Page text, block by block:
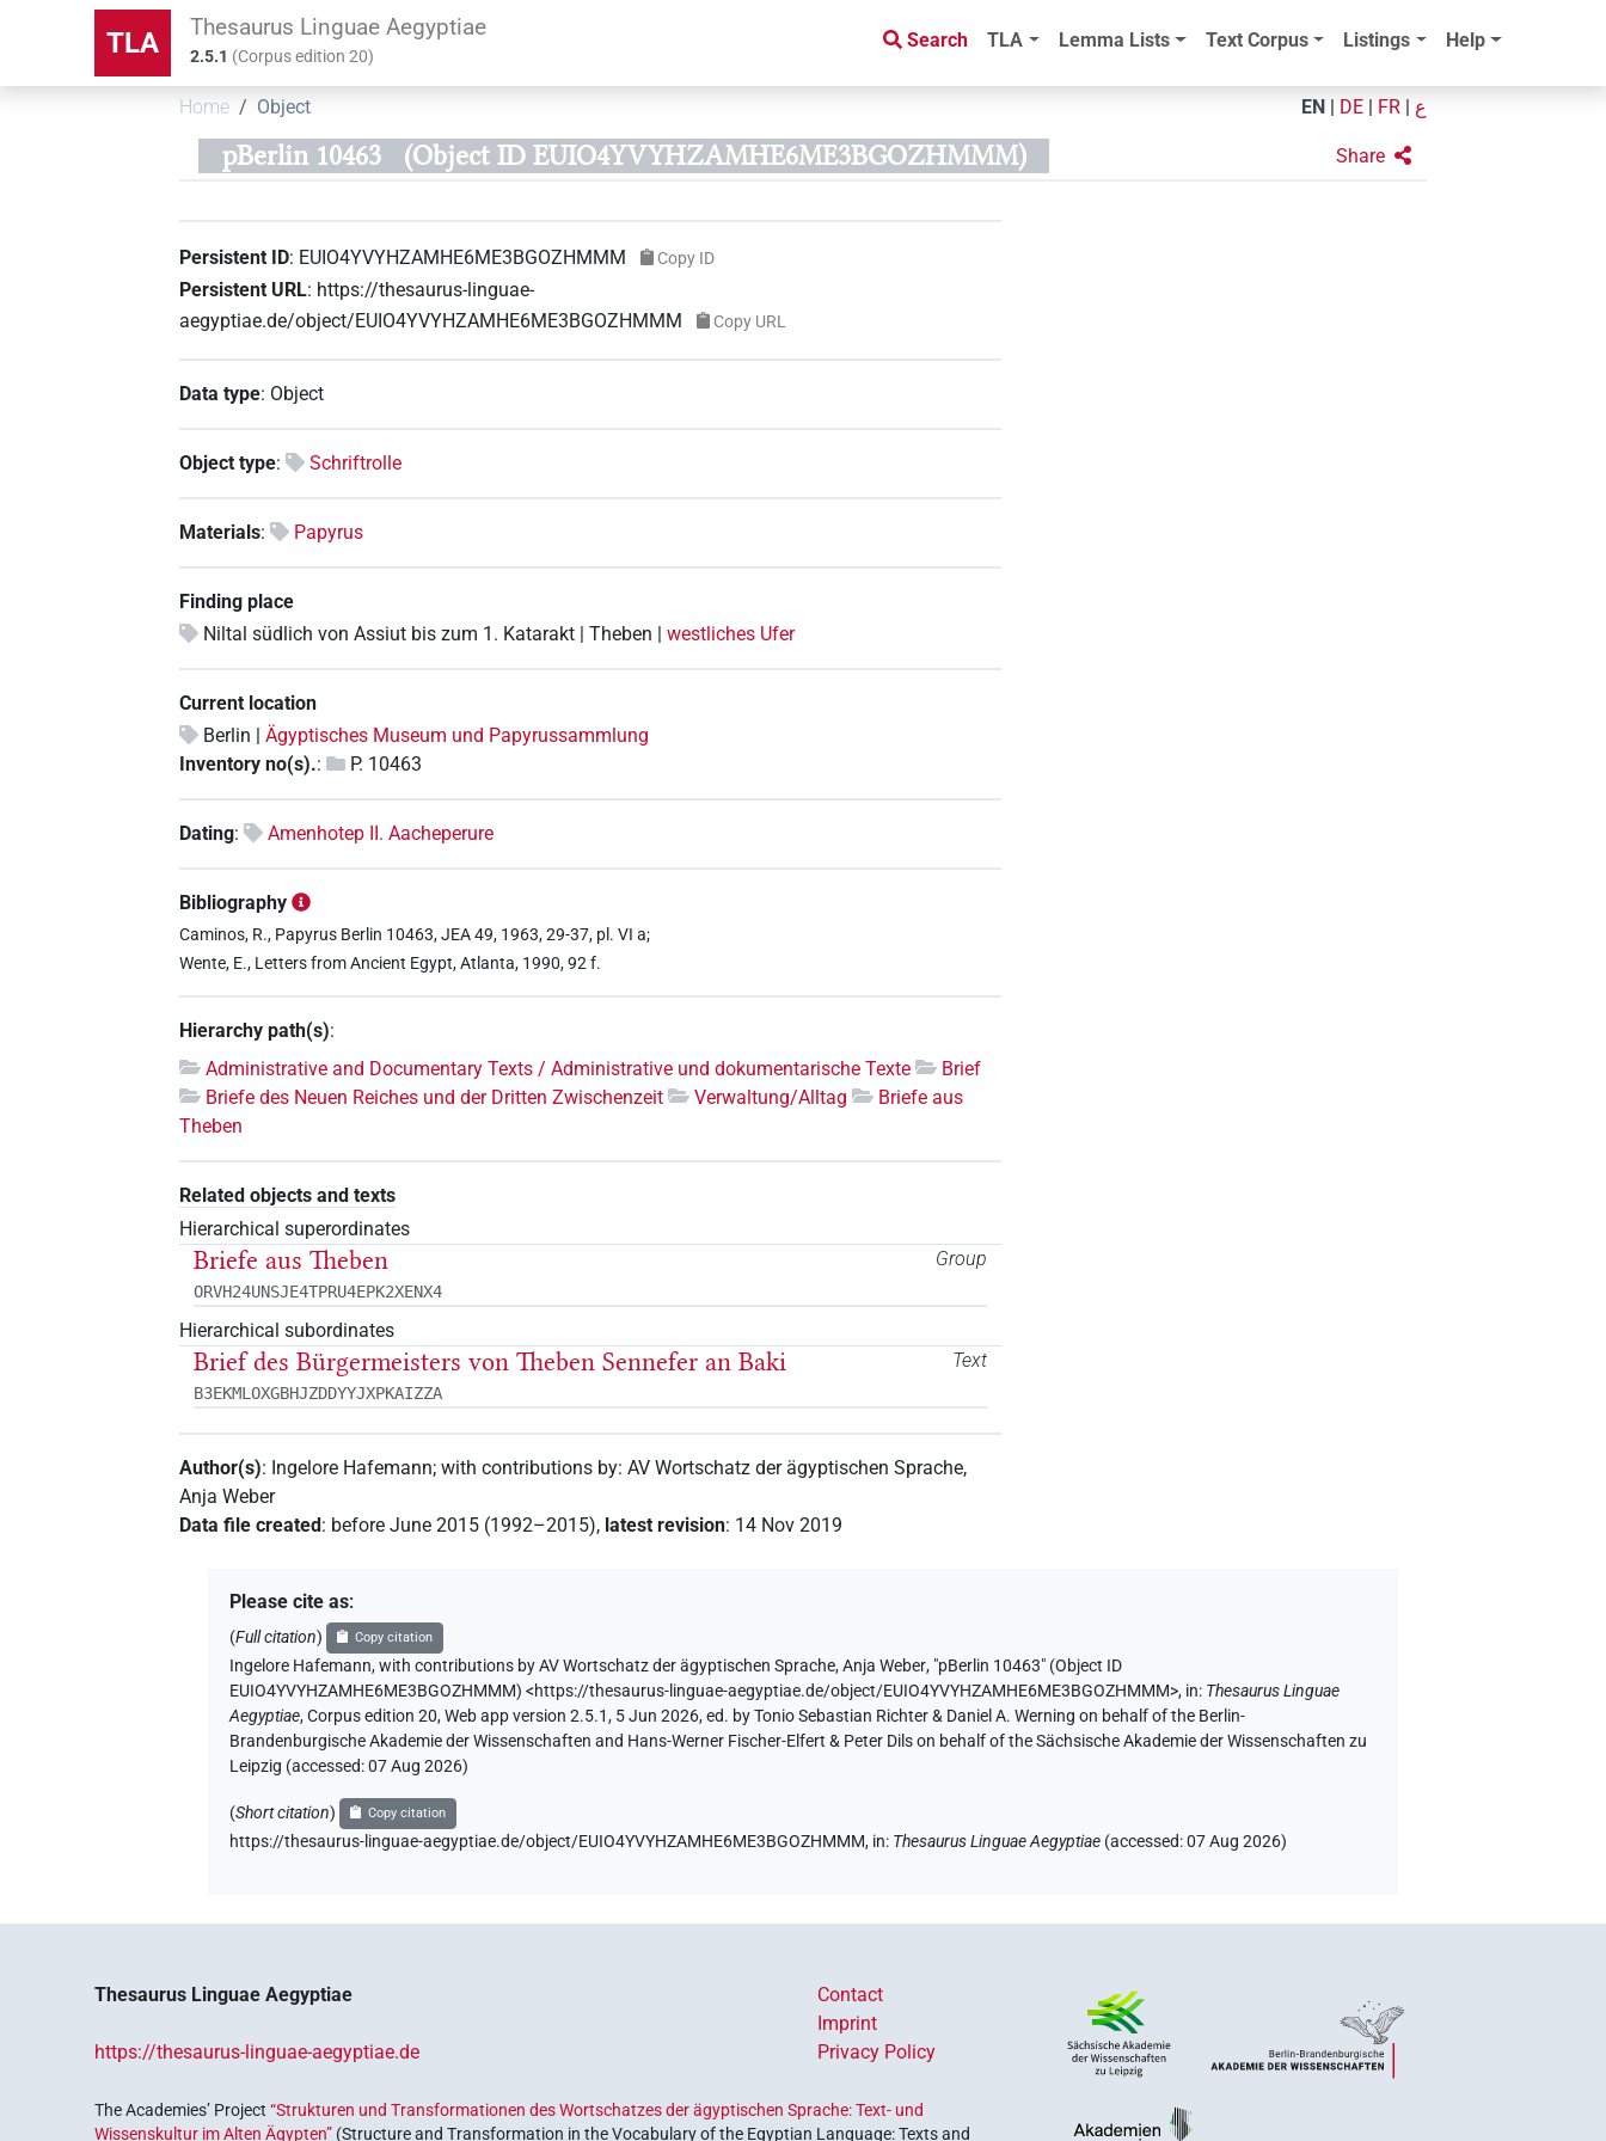
TLA Thesaurus Linguae Aegyptiae
2.5.1 (Corpus edition20)
Search TLA Lemma Lists Text Corpus Listings Help
Home Object EN DE FR ع
pBerlin 10463 (Object ID EUIO4YVYHZAMHE6ME3BGOZHMMM) Share
Persistent ID: EUIO4YVYHZAMHE6ME3BGOZHMMM Copy ID
Persistent URL: https://thesaurus-linguae-
aegyptiae.de/object/EUIO4YVYHZAMHE6ME3BGOZHMMM
Copy URL
Data type: Object
Object type: Schriftrolle
Materials: Papyrus
Finding place
Niltal südlich von Assiut bis zum 1. Katarakt | Theben |westliches Ufer
Current location
Berlin |Ägyptisches Museum und Papyrussammlung
Inventory no(s).: P. 10463
Dating: Amenhotep II. Aacheperure
Bibliography
Caminos, R., Papyrus Berlin 10463, JEA 49, 1963, 29-37, pl. VI a;
Wente, E., Letters from Ancient Egypt, Atlanta, 1990, 92 f.
Hierarchy path(s):
Administrative and Documentary Texts / Administrative und dokumentarische Texte
Brief
Briefe des Neuen Reiches und der Dritten Zwischenzeit
Verwaltung/Alltag
Briefe aus
Theben
Related objects and texts
Hierarchical superordinates
Group
Briefe aus Theben
ORVH24UNSJE4TPRU4EPK2XENX4
Hierarchical subordinates
Text
Brief des Bürgermeisters von Theben Sennefer an Baki
B3EKMLOXGBHJZDDYYJXPKAIZZA
Author(s): Ingelore Hafemann;with contributions by:AV Wortschatz der ägyptischen Sprache,
Anja Weber
Data file created: before June 2015 (1992–2015), latest revision: 14 Nov 2019
Please cite as:
(Full citation) Copy citation
Ingelore Hafemann,with contributions by AV Wortschatz der ägyptischen Sprache,Anja Weber, "pBerlin 10463" (Object ID
EUIO4YVYHZAMHE6ME3BGOZHMMM)<https://thesaurus-linguae-aegyptiae.de/object/EUIO4YVYHZAMHE6ME3BGOZHMMM>, in: Thesaurus Linguae
Aegyptiae,Corpus edition 20, Web app version 2.5.1, 5 Jun 2026, ed. by Tonio Sebastian Richter & Daniel A. Werning on behalf of the Berlin-
Brandenburgische Akademie der Wissenschaften and Hans-Werner Fischer-Elfert & Peter Dils on behalf of the Sächsische Akademie der Wissenschaften zu
Leipzig (accessed:07 Aug 2026)
(Short citation) Copy citation
https://thesaurus-linguae-aegyptiae.de/object/EUIO4YVYHZAMHE6ME3BGOZHMMM, in: Thesaurus Linguae Aegyptiae (accessed:07 Aug 2026)
Thesaurus Linguae Aegyptiae
https://thesaurus-linguae-aegyptiae.de
Contact
Imprint
Privacy Policy
The Academies’ Project“Strukturen und Transformationen des Wortschatzes der ägyptischen Sprache: Text- und
Wissenskultur im Alten Ägypten” (Structure and Transformation in the Vocabulary of the Egyptian Language: Texts and